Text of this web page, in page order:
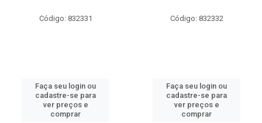
Código: 832331
Faça seu login ou
cadastre-se para
ver preços e
comprar
Código: 832332
Faça seu login ou
cadastre-se para
ver preços e
comprar